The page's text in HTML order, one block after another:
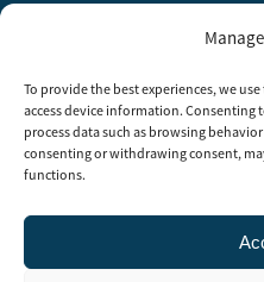
To provide the best experiences, we
access device information. Consenting
process data such as browsing
consenting or withdrawing consent,
functions.
Instagram
LinkedIn